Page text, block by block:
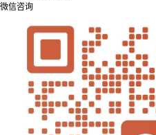
微信咨询